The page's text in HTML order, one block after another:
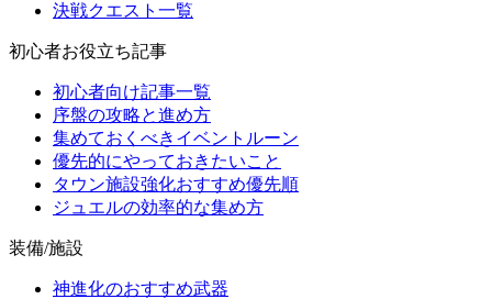
決戦クエスト一覧
初心者お役立ち記事
初心者向け記事一覧
序盤の攻略と進め方
集めておくべきイベントルーン
優先的にやっておきたいこと
タウン施設強化おすすめ優先順
ジュエルの効率的な集め方
装備/施設
神進化のおすすめ武器